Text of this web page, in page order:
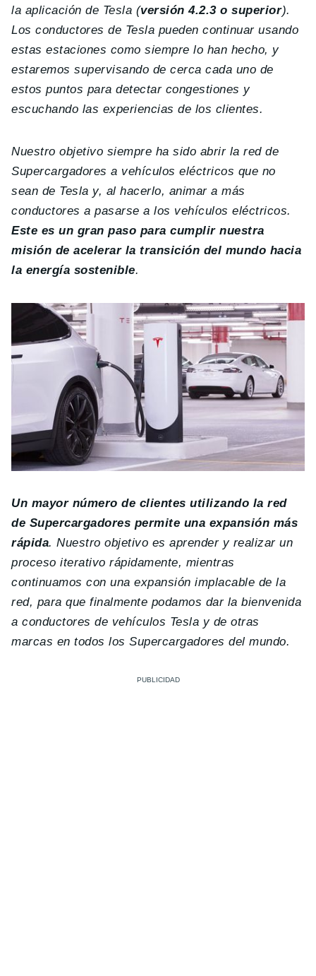
la aplicación de Tesla (versión 4.2.3 o superior).
Los conductores de Tesla pueden continuar usando
estas estaciones como siempre lo han hecho, y
estaremos supervisando de cerca cada uno de
estos puntos para detectar congestiones y
escuchando las experiencias de los clientes.
Nuestro objetivo siempre ha sido abrir la red de
Supercargadores a vehículos eléctricos que no
sean de Tesla y, al hacerlo, animar a más
conductores a pasarse a los vehículos eléctricos.
Este es un gran paso para cumplir nuestra
misión de acelerar la transición del mundo hacia
la energía sostenible.
Un mayor número de clientes utilizando la red
de Supercargadores permite una expansión más
rápida. Nuestro objetivo es aprender y realizar un
proceso iterativo rápidamente, mientras
continuamos con una expansión implacable de la
red, para que finalmente podamos dar la bienvenida
a conductores de vehículos Tesla y de otras
marcas en todos los Supercargadores del mundo.